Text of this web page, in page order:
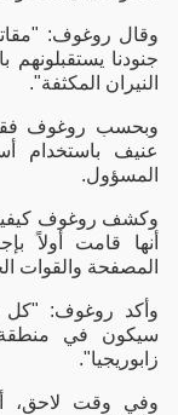
وقال روغوف:
جنودنا يستقبلونهم
النيران المكثفة".
وبحسب روغوف فقد
عنيف باستخدام
المسؤول.
وكشف روغوف كيفية
أنها قامت أولاً
المصفحة والقوات
وأكد روغوف: "كل
سيكون في منطقة
زابوريجيا".
وفي وقت لاحق،